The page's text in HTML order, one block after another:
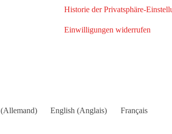
Historie der Privatsphäre-
Einwilligungen widerrufen
(Allemand) English (Anglais) Français